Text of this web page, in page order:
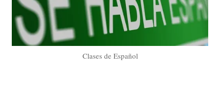
Clases de Español